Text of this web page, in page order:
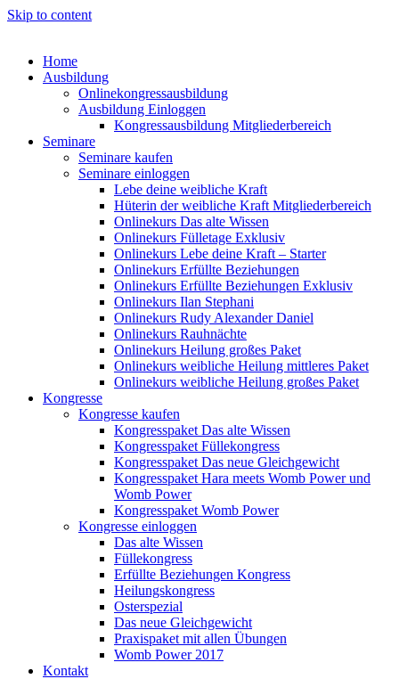
Skip to content
Home
Ausbildung
Onlinekongressausbildung
Ausbildung Einloggen
Kongressausbildung Mitgliederbereich
Seminare
Seminare kaufen
Seminare einloggen
Lebe deine weibliche Kraft
Hüterin der weibliche Kraft Mitgliederbereich
Onlinekurs Das alte Wissen
Onlinekurs Fülletage Exklusiv
Onlinekurs Lebe deine Kraft – Starter
Onlinekurs Erfüllte Beziehungen
Onlinekurs Erfüllte Beziehungen Exklusiv
Onlinekurs Ilan Stephani
Onlinekurs Rudy Alexander Daniel
Onlinekurs Rauhnächte
Onlinekurs Heilung großes Paket
Onlinekurs weibliche Heilung mittleres Paket
Onlinekurs weibliche Heilung großes Paket
Kongresse
Kongresse kaufen
Kongresspaket Das alte Wissen
Kongresspaket Füllekongress
Kongresspaket Das neue Gleichgewicht
Kongresspaket Hara meets Womb Power und
Womb Power
Kongresspaket Womb Power
Kongresse einloggen
Das alte Wissen
Füllekongress
Erfüllte Beziehungen Kongress
Heilungskongress
Osterspezial
Das neue Gleichgewicht
Praxispaket mit allen Übungen
Womb Power 2017
Kontakt